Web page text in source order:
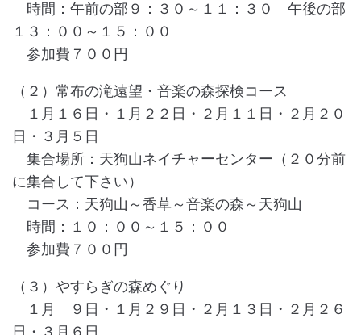
時間：午前の部９：３０～１１：３０ 午後の部
１３：００～１５：００
参加費７００円
（２）常布の滝遠望・音楽の森探検コース
１月１６日・１月２２日・２月１１日・２月２０
日・３月５日
集合場所：天狗山ネイチャーセンター（２０分前
に集合して下さい）
コース：天狗山～香草～音楽の森～天狗山
時間：１０：００～１５：００
参加費７００円
（３）やすらぎの森めぐり
１月 ９日・１月２９日・２月１３日・２月２６
日・３月６日